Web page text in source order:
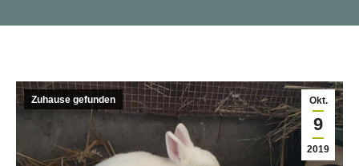
Okt.
9
2019
Zuhause gefunden